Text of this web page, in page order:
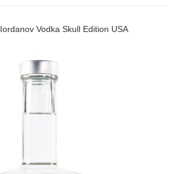
Iordanov Vodka Skull Edition USA